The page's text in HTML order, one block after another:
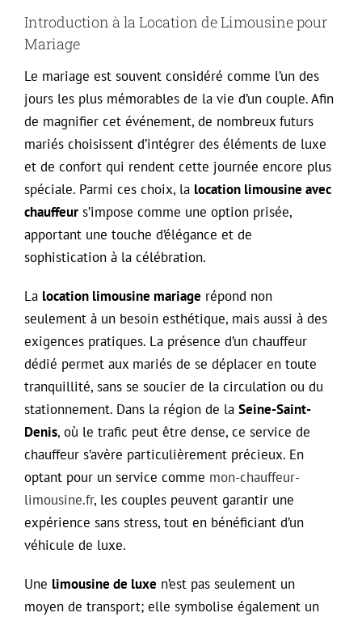
Introduction à la Location de Limousine pour
Mariage
Le mariage est souvent considéré comme l’un des
jours les plus mémorables de la vie d’un couple. Afin
de magnifier cet événement, de nombreux futurs
mariés choisissent d’intégrer des éléments de luxe
et de confort qui rendent cette journée encore plus
spéciale. Parmi ces choix, la location limousine avec
chauffeur s’impose comme une option prisée,
apportant une touche d’élégance et de
sophistication à la célébration.
La location limousine mariage répond non
seulement à un besoin esthétique, mais aussi à des
exigences pratiques. La présence d’un chauffeur
dédié permet aux mariés de se déplacer en toute
tranquillité, sans se soucier de la circulation ou du
stationnement. Dans la région de la Seine-Saint-
Denis, où le trafic peut être dense, ce service de
chauffeur s’avère particulièrement précieux. En
optant pour un service comme mon-chauffeur-
limousine.fr, les couples peuvent garantir une
expérience sans stress, tout en bénéficiant d’un
véhicule de luxe.
Une limousine de luxe n’est pas seulement un
moyen de transport; elle symbolise également un